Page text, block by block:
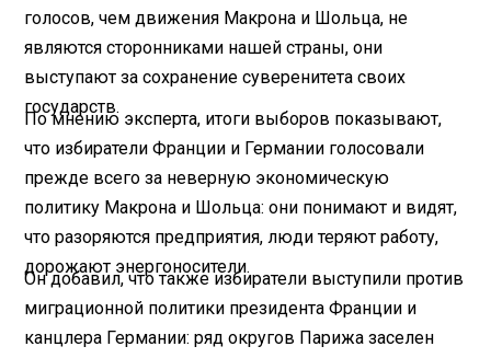
голосов, чем движения Макрона и Шольца, не
являются сторонниками нашей страны, они
выступают за сохранение суверенитета своих
государств.
По мнению эксперта, итоги выборов показывают,
что избиратели Франции и Германии голосовали
прежде всего за неверную экономическую
политику Макрона и Шольца: они понимают и видят,
что разоряются предприятия, люди теряют работу,
дорожают энергоносители.
Он добавил, что также избиратели выступили против
миграционной политики президента Франции и
канцлера Германии: ряд округов Парижа заселен